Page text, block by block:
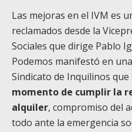
Las mejoras en el IVM es
reclamados desde la
Sociales que dirige Pablo
Podemos manifestó en
Sindicato de Inquilinos que
momento de cumplir la
alquiler, compromiso del
todo ante la emergencia